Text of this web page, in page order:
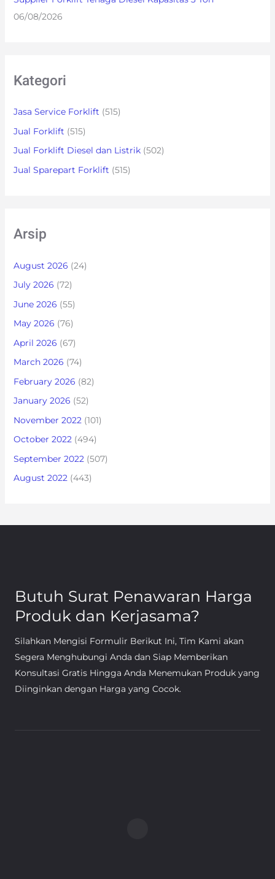
06/08/2026
Kategori
Jasa Service Forklift (515)
Jual Forklift (515)
Jual Forklift Diesel dan Listrik(502)
Jual Sparepart Forklift (515)
Arsip
August 2026 (24)
July 2026 (72)
June 2026 (55)
May 2026 (76)
April 2026 (67)
March 2026 (74)
February 2026 (82)
January 2026 (52)
November 2022(101)
October 2022(494)
September 2022(507)
August 2022(443)
Butuh Surat Penawaran Harga
Produk dan Kerjasama?
Silahkan Mengisi Formulir Berikut Ini, Tim Kami akan
Segera Menghubungi Anda dan Siap Memberikan
Konsultasi Gratis Hingga Anda Menemukan Produk yang
Diinginkan dengan Harga yang Cocok.